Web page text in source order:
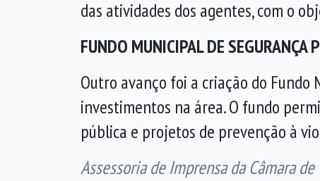
das atividades dos agentes, com o
FUNDO MUNICIPAL DE SEGURANÇA
Outro avanço foi a criação do Fundo
investimentos na área. O fundo
pública e projetos de prevenção à
Assessoria de Imprensa da Câmara de